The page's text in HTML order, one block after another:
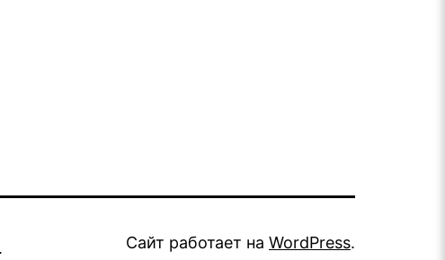
Сайт работает на WordPress.